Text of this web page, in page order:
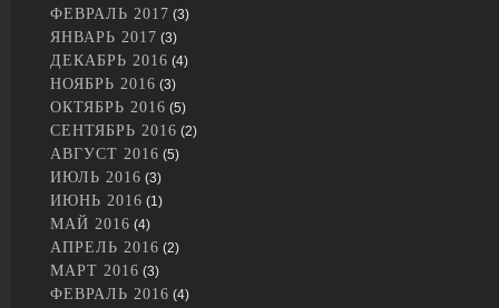
ФЕВРАЛЬ 2017 (3)
ЯНВАРЬ 2017 (3)
ДЕКАБРЬ 2016 (4)
НОЯБРЬ 2016 (3)
ОКТЯБРЬ 2016 (5)
СЕНТЯБРЬ 2016 (2)
АВГУСТ 2016 (5)
ИЮЛЬ 2016 (3)
ИЮНЬ 2016 (1)
МАЙ 2016 (4)
АПРЕЛЬ 2016 (2)
МАРТ 2016 (3)
ФЕВРАЛЬ 2016 (4)